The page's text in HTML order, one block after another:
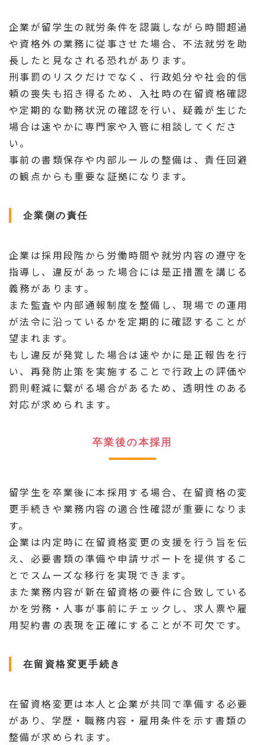
企業が留学生の就労条件を認識しながら時間超過
や資格外の業務に従事させた場合、不法就労を助
長したと見なされる恐れがあります。
刑事罰のリスクだけでなく、行政処分や社会的信
頼の喪失も招き得るため、入社時の在留資格確認
や定期的な勤務状況の確認を行い、疑義が生じた
場合は速やかに専門家や入管に相談してくださ
い。
事前の書類保存や内部ルールの整備は、責任回避
の観点からも重要な証拠になります。
企業側の責任
企業は採用段階から労働時間や就労内容の遵守を
指導し、違反があった場合には是正措置を講じる
義務があります。
また監査や内部通報制度を整備し、現場での運用
が法令に沿っているかを定期的に確認することが
望まれます。
もし違反が発覚した場合は速やかに是正報告を行
い、再発防止策を実施することで行政上の評価や
罰則軽減に繋がる場合があるため、透明性のある
対応が求められます。
卒業後の本採用
留学生を卒業後に本採用する場合、在留資格の変
更手続きや業務内容の適合性確認が重要になりま
す。
企業は内定時に在留資格変更の支援を行う旨を伝
え、必要書類の準備や申請サポートを提供するこ
とでスムーズな移行を実現できます。
また業務内容が新在留資格の要件に合致している
かを労務・人事が事前にチェックし、求人票や雇
用契約書の表現を正確にすることが不可欠です。
在留資格変更手続き
在留資格変更は本人と企業が共同で準備する必要
があり、学歴・職務内容・雇用条件を示す書類の
整備が求められます。